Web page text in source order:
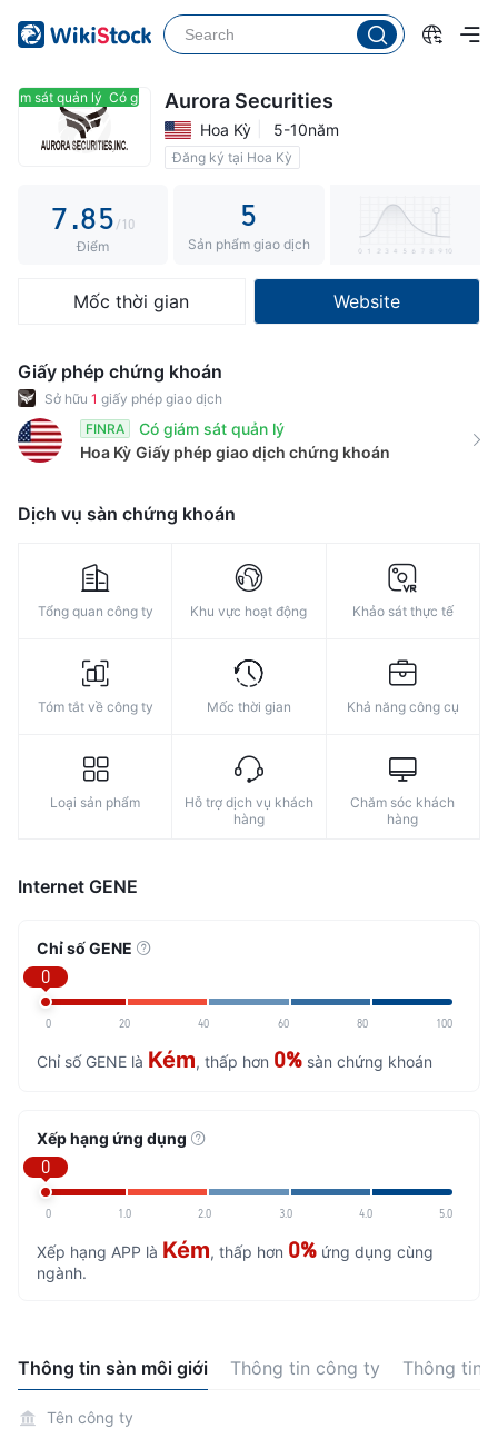
sát quản lý Có giám sát quản lýAurora Securities
Hoa Kỳ 5-10năm
Đăng ký tại Hoa Kỳ
2
4
5
7.
3
5
6
8
9
0
2
3
5
6
7
9
/10
Điểm
5
Sản phẩm giao dịch
Mốc thời gian Website
Giấy phép chứng khoán
Sở hữu 1 giấy phép giao dịch
FINRA
Có giám sát quản lý
Hoa Kỳ Giấy phép giao dịch chứng khoán
Dịch vụ sàn chứng khoán
Tổng quan công ty Khu vực hoạt động Khảo sát thực tế
Tóm tắt về công ty Mốc thời gian Khả năng công cụ
Loại sản phẩm
Hỗ trợ dịch vụ khách
hàng
Chăm sóc khách
hàng
Internet GENE
Chỉ số GENE
0
0 20 40 60 80 100
Chỉ số GENE là Kém, thấp hơn 0% sàn chứng khoán
Xếp hạng ứng dụng
0
0 1.0 2.0 3.0 4.0 5.0
Xếp hạng APP là Kém, thấp hơn 0% ứng dụng cùng
ngành.
Thông tin sàn môi giới Thông tin công ty Thông tin
Tên công ty